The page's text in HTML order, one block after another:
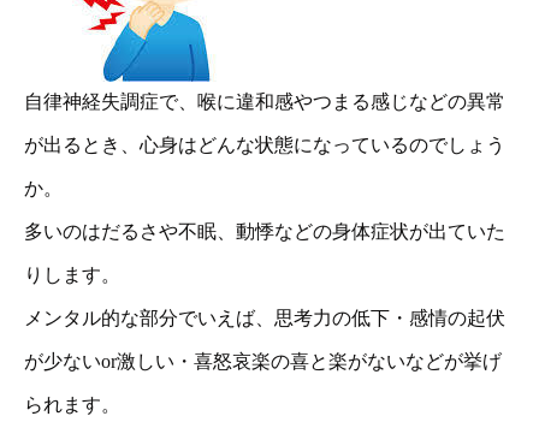
自律神経失調症で、喉に違和感やつまる感じなどの異常
が出るとき、心身はどんな状態になっているのでしょう
か。
多いのはだるさや不眠、動悸などの身体症状が出ていた
りします。
メンタル的な部分でいえば、思考力の低下・感情の起伏
が少ないor激しい・喜怒哀楽の喜と楽がないなどが挙げ
られます。